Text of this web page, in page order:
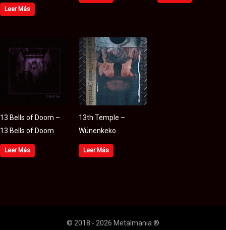
Leer Más
13 Bells of Doom –
13 Bells of Doom
Leer Más
13th Temple –
Wünenkeko
Leer Más
© 2018 - 2026 Metalmania ®